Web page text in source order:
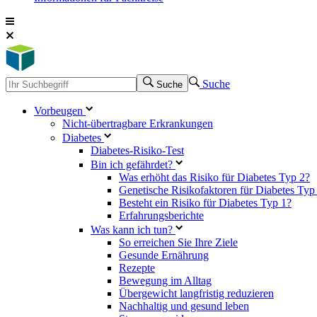
Suche Suche
Vorbeugen
Nicht-übertragbare Erkrankungen
Diabetes
Diabetes-Risiko-Test
Bin ich gefährdet?
Was erhöht das Risiko für Diabetes Typ 2?
Genetische Risikofaktoren für Diabetes Typ
Besteht ein Risiko für Diabetes Typ 1?
Erfahrungsberichte
Was kann ich tun?
So erreichen Sie Ihre Ziele
Gesunde Ernährung
Rezepte
Bewegung im Alltag
Übergewicht langfristig reduzieren
Nachhaltig und gesund leben